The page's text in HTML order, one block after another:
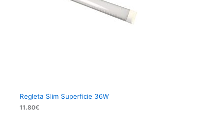
Regleta Slim Superficie 36W
11.80€